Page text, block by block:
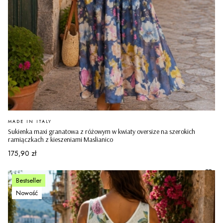
Sukienka maxi granatowa z różowym w kwiaty oversize na szerokich
ramiączkach z kieszeniami Maslianico
PRODUCENT
MADE IN ITALY
Cena
175,90 zł
Bestseller
Nowość